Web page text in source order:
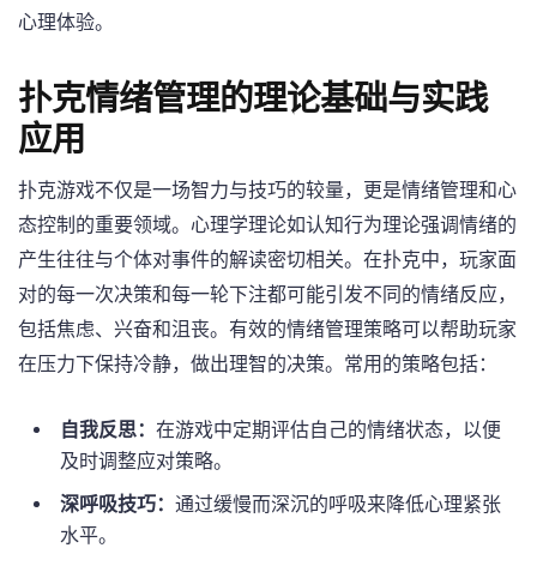
心理体验。
扑克情绪管理的理论基础与实践
应用
扑克游戏不仅是一场智力与技巧的较量，更是情绪管理和心
态控制的重要领域。心理学理论如认知行为理论强调情绪的
产生往往与个体对事件的解读密切相关。在扑克中，玩家面
对的每一次决策和每一轮下注都可能引发不同的情绪反应，
包括焦虑、兴奋和沮丧。有效的情绪管理策略可以帮助玩家
在压力下保持冷静，做出理智的决策。常用的策略包括：
自我反思： 在游戏中定期评估自己的情绪状态，以便
及时调整应对策略。
深呼吸技巧： 通过缓慢而深沉的呼吸来降低心理紧张
水平。